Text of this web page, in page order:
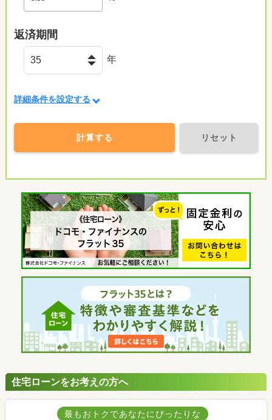
返済期間
年
詳細条件を設定する
計算する リセット
住宅ローンをお考えの方へ
最もおトクであなたにぴったりな